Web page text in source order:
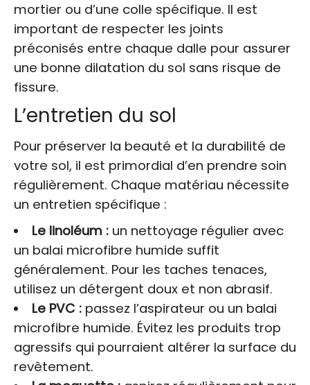
mortier ou d’une colle spécifique. Il est
important de respecter les joints
préconisés entre chaque dalle pour assurer
une bonne dilatation du sol sans risque de
fissure.
L’entretien du sol
Pour préserver la beauté et la durabilité de
votre sol, il est primordial d’en prendre soin
régulièrement. Chaque matériau nécessite
un entretien spécifique :
Le linoléum :un nettoyage régulier avec
un balai microfibre humide suffit
généralement. Pour les taches tenaces,
utilisez un détergent doux et non abrasif.
Le PVC :passez l’aspirateur ou un balai
microfibre humide. Évitez les produits trop
agressifs qui pourraient altérer la surface du
revêtement.